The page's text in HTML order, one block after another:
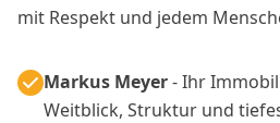
mit Respekt und jedem
Markus Meyer- Ihr
Weitblick, Struktur und